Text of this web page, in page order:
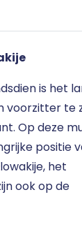
is het
voorzitter te
Op deze
positie
het
ook op de